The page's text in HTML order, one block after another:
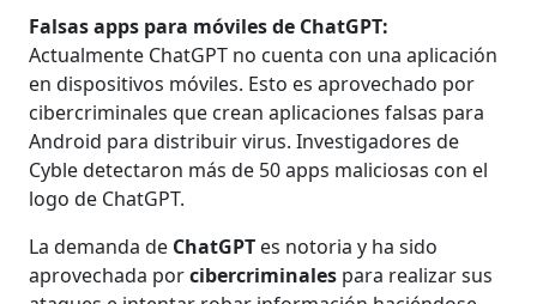
Falsas apps para móviles de ChatGPT:
Actualmente ChatGPT no cuenta con una aplicación
en dispositivos móviles. Esto es aprovechado por
cibercriminales que crean aplicaciones falsas para
Android para distribuir virus. Investigadores de
Cyble detectaron más de 50 apps maliciosas con el
logo de ChatGPT.
La demanda de ChatGPT es notoria y ha sido
aprovechada porcibercriminales para realizar sus